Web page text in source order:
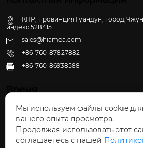
КНР, провинция Гуандун, город
индекс 528415
sales@hiamea.com
+86-760-87827882
 +86-760-86938588
Время
Пн - Пт: 09:30 - 22:00
Сб - Вс: 10:00 - 22:30
Мы используем файлы cookie
вашего опыта просмотра.
Продолжая использовать этот
соглашаетесь с нашей